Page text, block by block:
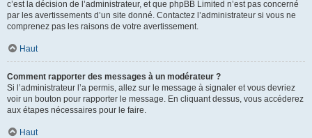
c’est la décision de l’administrateur, et que phpBB Limited n’est pas concerné
par les avertissements d’un site donné. Contactez l’administrateur si vous ne
comprenez pas les raisons de votre avertissement.
Haut
Comment rapporter des messages à un modérateur ?
Si l’administrateur l’a permis, allez sur le message à signaler et vous devriez
voir un bouton pour rapporter le message. En cliquant dessus, vous accéderez
aux étapes nécessaires pour le faire.
Haut